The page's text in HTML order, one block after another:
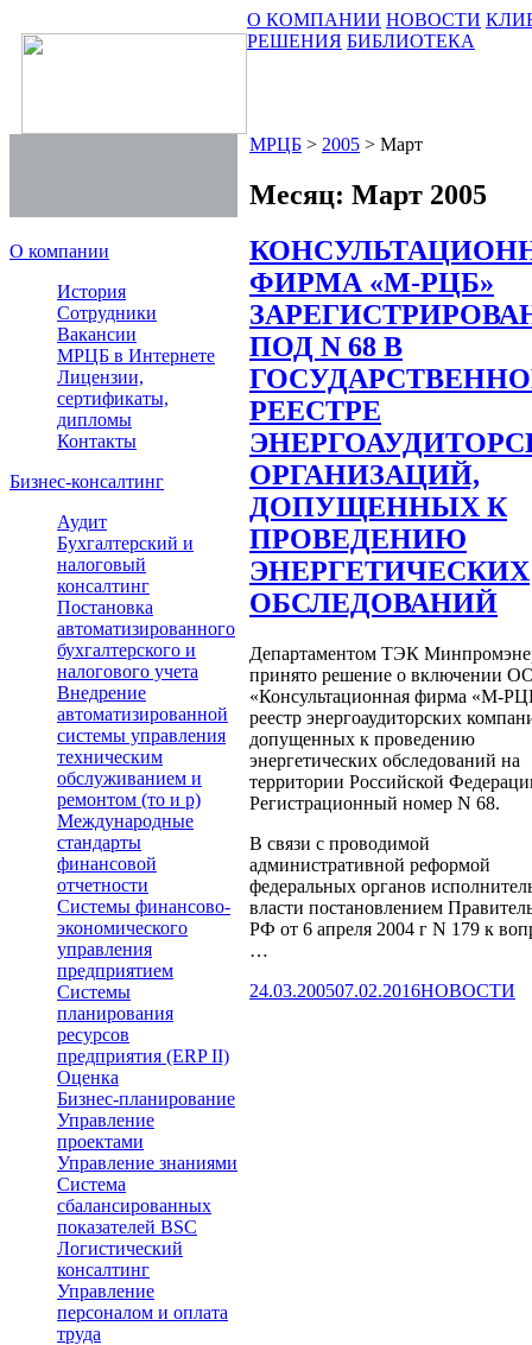
О КОМПАНИИ НОВОСТИ
РЕШЕНИЯ БИБЛИОТЕКА
О компании
История
Сотрудники
Вакансии
МРЦБ в Интернете
Лицензии,
сертификаты,
дипломы
Контакты
Бизнес-консалтинг
Аудит
Бухгалтерский и
налоговый
консалтинг
Постановка
автоматизированного
бухгалтерского и
налогового учета
Внедрение
автоматизированной
системы управления
техническим
обслуживанием и
ремонтом (то и р)
Международные
стандарты
финансовой
отчетности
Системы финансово-
экономического
управления
предприятием
Системы
планирования
ресурсов
предприятия (ERP II)
Оценка
Бизнес-планирование
Управление
проектами
Управление знаниями
Система
сбалансированных
показателей BSC
Логистический
консалтинг
Управление
персоналом и оплата
труда
МРЦБ > 2005 > Март
Месяц: Март 2005
ФИРМА «М-РЦБ»
ПОД N 68 В
РЕЕСТРЕ
ОРГАНИЗАЦИЙ,
ДОПУЩЕННЫХ К
ПРОВЕДЕНИЮ
ЭНЕРГЕТИЧЕСКИХ
ОБСЛЕДОВАНИЙ
Департаментом ТЭК
принято решение о включении
«Консультационная фирма «М-
реестр энергоаудиторских
допущенных к проведению
энергетических обследований на
территории Российской
Регистрационный номер N 68.
В связи с проводимой
административной реформой
федеральных органов
власти постановлением
РФ от 6 апреля 2004 г N 179 к
…
Опубликовано
24.03.200507.02.2016Рубрики
НОВОСТИ